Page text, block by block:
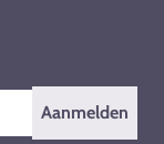
Aanmelden